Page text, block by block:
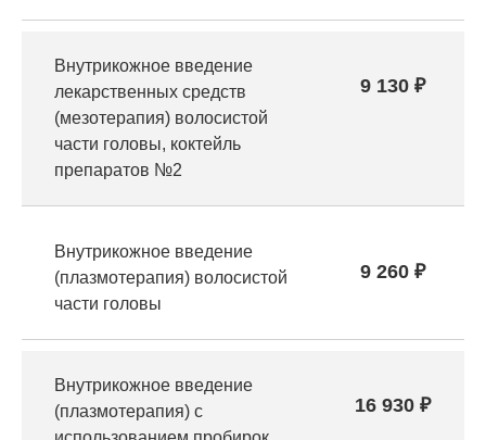
Внутрикожное введение
лекарственных средств
(мезотерапия) волосистой
части головы, коктейль
препаратов №2
9 130 ₽
Внутрикожное введение
(плазмотерапия) волосистой
части головы
9 260 ₽
Внутрикожное введение
(плазмотерапия) с
16 930 ₽